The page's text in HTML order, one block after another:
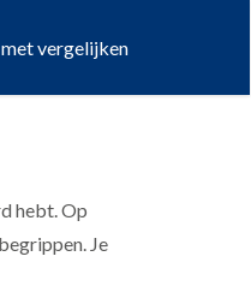
vergelijken
hebt. Op
Je